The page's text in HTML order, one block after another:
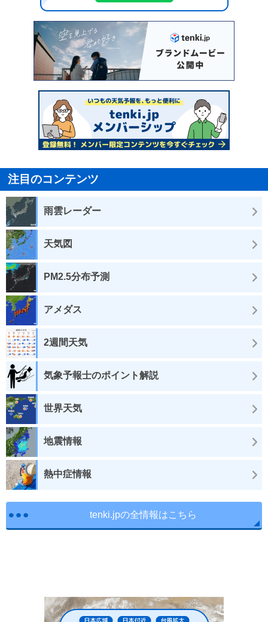
注目のコンテンツ
雨雲レーダー
天気図
PM2.5分布予測
アメダス
2週間天気
気象予報士のポイント解説
世界天気
地震情報
熱中症情報
tenki.jpの全情報はこちら